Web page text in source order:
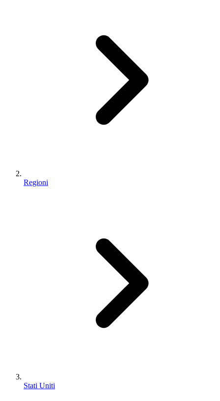
Regioni
Stati Uniti